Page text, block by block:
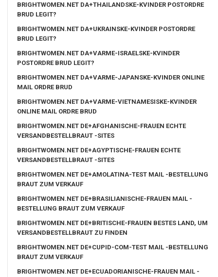
BRIGHTWOMEN.NET DA+THAILANDSKE-KVINDER POSTORDRE
BRUD LEGIT?
BRIGHTWOMEN.NET DA+UKRAINSKE-KVINDER POSTORDRE
BRUD LEGIT?
BRIGHTWOMEN.NET DA+VARME-ISRAELSKE-KVINDER
POSTORDRE BRUD LEGIT?
BRIGHTWOMEN.NET DA+VARME-JAPANSKE-KVINDER ONLINE
MAIL ORDRE BRUD
BRIGHTWOMEN.NET DA+VARME-VIETNAMESISKE-KVINDER
ONLINE MAIL ORDRE BRUD
BRIGHTWOMEN.NET DE+AFGHANISCHE-FRAUEN ECHTE
VERSANDBESTELLBRAUT -SITES
BRIGHTWOMEN.NET DE+AGYPTISCHE-FRAUEN ECHTE
VERSANDBESTELLBRAUT -SITES
BRIGHTWOMEN.NET DE+AMOLATINA-TEST MAIL -BESTELLUNG
BRAUT ZUM VERKAUF
BRIGHTWOMEN.NET DE+BRASILIANISCHE-FRAUEN MAIL -
BESTELLUNG BRAUT ZUM VERKAUF
BRIGHTWOMEN.NET DE+BRITISCHE-FRAUEN BESTES LAND, UM
VERSANDBESTELLBRAUT ZU FINDEN
BRIGHTWOMEN.NET DE+CUPID-COM-TEST MAIL -BESTELLUNG
BRAUT ZUM VERKAUF
BRIGHTWOMEN.NET DE+ECUADORIANISCHE-FRAUEN MAIL -